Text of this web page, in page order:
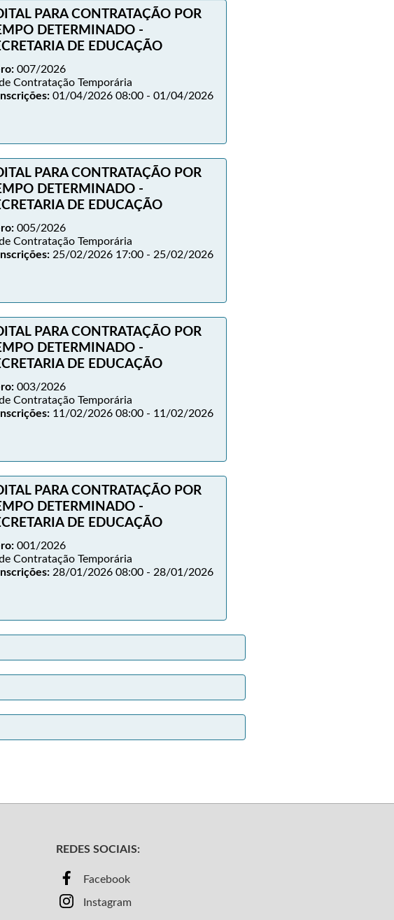
PARA CONTRATAÇÃO POR
DETERMINADO -
DE EDUCAÇÃO
007/2026
Contratação Temporária
01/04/2026 08:00 - 01/04/2026
PARA CONTRATAÇÃO POR
DETERMINADO -
DE EDUCAÇÃO
005/2026
Contratação Temporária
25/02/2026 17:00 - 25/02/2026
PARA CONTRATAÇÃO POR
DETERMINADO -
DE EDUCAÇÃO
003/2026
Contratação Temporária
11/02/2026 08:00 - 11/02/2026
PARA CONTRATAÇÃO POR
DETERMINADO -
DE EDUCAÇÃO
001/2026
Contratação Temporária
28/01/2026 08:00 - 28/01/2026
REDES SOCIAIS:
Facebook
Instagram